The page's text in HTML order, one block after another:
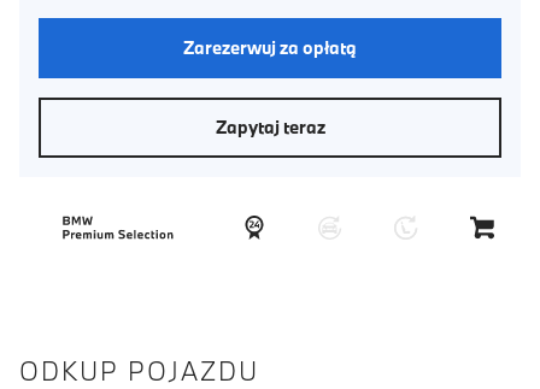
Zarezerwuj za opłatą
Zapytaj teraz
ODKUP POJAZDU